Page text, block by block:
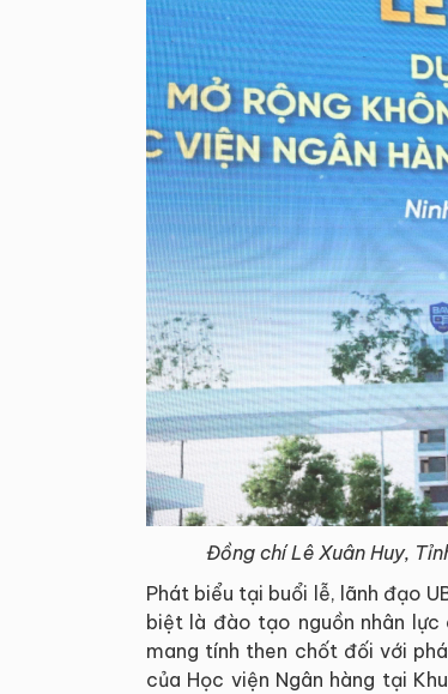
Đồng chí Lê Xuân Huy,
Phát biểu tại buổi lễ, lãnh đạo
biệt là đào tạo nguồn nhân
mang tính then chốt đối với
của Học viện Ngân hàng tại